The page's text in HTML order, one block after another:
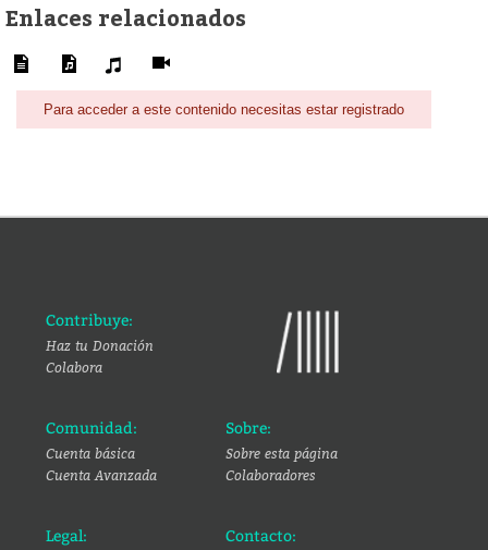
Enlaces relacionados
Para acceder a este contenido necesitas estar registrado
Contribuye:
Haz tu Donación
Colabora
Comunidad:
Cuenta básica
Cuenta Avanzada
Sobre:
Sobre esta página
Colaboradores
Legal: Contacto: